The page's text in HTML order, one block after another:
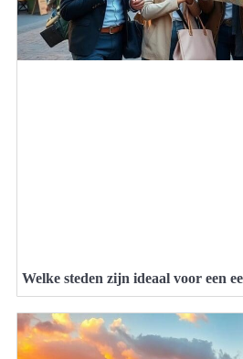
Welke steden zijn ideaal voor een